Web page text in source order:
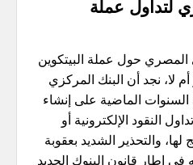
لتداول عملة
المصري حول عملة البيتكوين
نجد أن البنك المركزي
الماضية على إنشاء
النقود الإلكترونية أو
لها، والتحذير الشديد بعقوبة
في إطار قانون البنوك الجديد